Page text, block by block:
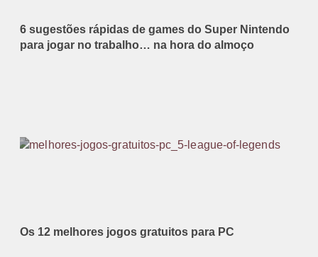
6 sugestões rápidas de games do Super Nintendo
para jogar no trabalho… na hora do almoço
Os 12 melhores jogos gratuitos para PC